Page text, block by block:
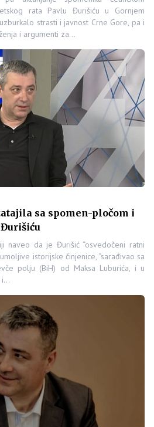
rata Pavlu Đurišiću u Gornjem
strasti i javnost Crne Gore, pa i
i argumenti za…
sa spomen-pločom i
naveo da je Đurišić “osvedočeni ratni
istorijske činjenice, “sarađivao sa
polju (BiH) od Maksa Luburića, i u
i…